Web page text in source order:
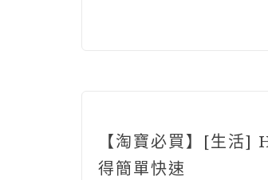
【淘寶必買】[生活]
得簡單快速